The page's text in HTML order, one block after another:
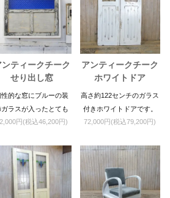
ンティークチーク
せり出し窓
性的な窓にブルーの装
ガラスが入ったとても
しいアイテムですので
ょうか。
円(税込46,200円)
アンティークチーク
ホワイトドア
高さ約122センチのガラス
付きホワイトドアです。
72,000円(税込79,200円)